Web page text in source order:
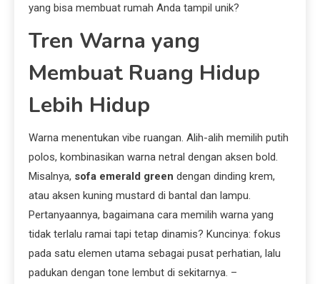
yang bisa membuat rumah Anda tampil unik?
Tren Warna yang
Membuat Ruang Hidup
Lebih Hidup
Warna menentukan vibe ruangan. Alih-alih memilih putih
polos, kombinasikan warna netral dengan aksen bold.
Misalnya, sofa emerald green dengan dinding krem,
atau aksen kuning mustard di bantal dan lampu.
Pertanyaannya, bagaimana cara memilih warna yang
tidak terlalu ramai tapi tetap dinamis? Kuncinya: fokus
pada satu elemen utama sebagai pusat perhatian, lalu
padukan dengan tone lembut di sekitarnya. –